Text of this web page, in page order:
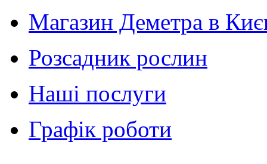
Магазин Деметра в
Розсадник рослин
Наші послуги
Графік роботи